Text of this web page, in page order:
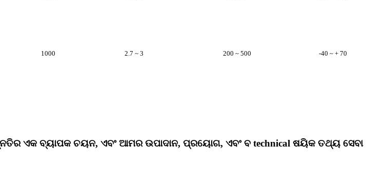
1000 2.7 ~ 3 200 ~ 500 -40 ~ + 70
ବ୍ୟାପକ ଚୟନ, ଏବଂ ଆମର ଉପାଦାନ, ପ୍ରୟୋଗ, ଏବଂ ବ technical ଷୟିକ ତଥ୍ୟ ସେବା